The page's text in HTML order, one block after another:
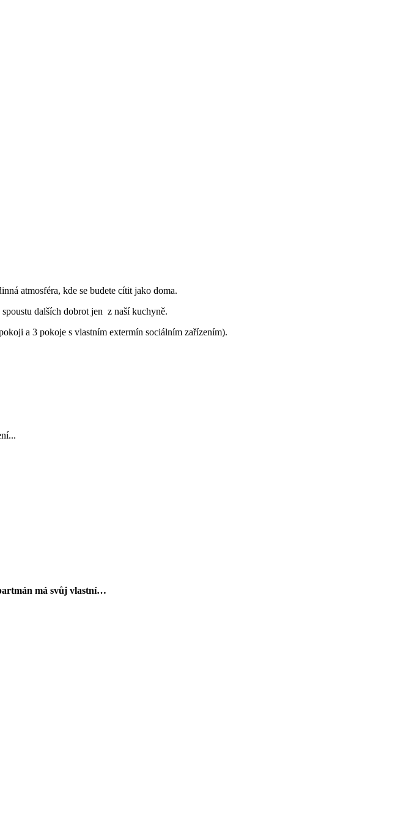
atmosféra, kde se budete cítit jako doma.
dalších dobrot jen z naší kuchyně.
a 3 pokoje s vlastním extermín sociálním zařízením).
má svůj vlastní…